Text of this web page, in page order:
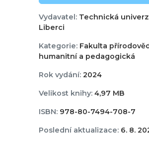
Vydavatel:Technická
Liberci
Kategorie:Fakulta
humanitní a pedagogická
Rok vydání:2024
Velikost knihy:4,97 MB
ISBN:978-80-7494-708-7
Poslední aktualizace:6. 8.